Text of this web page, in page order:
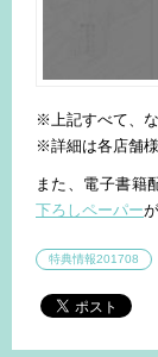
※上記すべて、
※詳細は各店舗
また、電子書籍
下ろしペーパー
特典情報201708